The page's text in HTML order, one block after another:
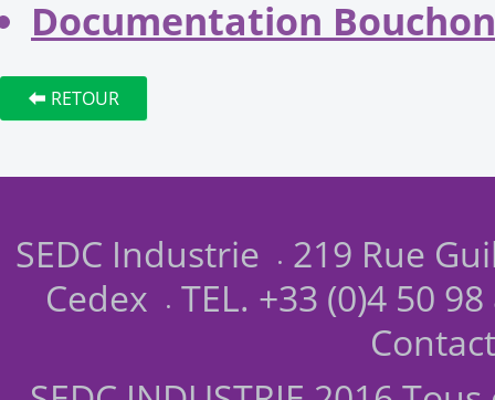
Documentation Bouchon
RETOUR
SEDC Industrie
219 Rue
Cedex
TEL. +33 (0)4 50
Contact